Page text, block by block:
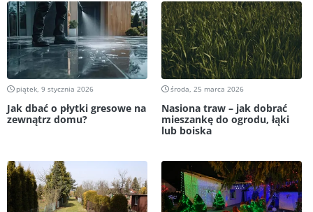
piątek, 9 stycznia 2026
Jak dbać o płytki gresowe na
zewnątrz domu?
środa, 25 marca 2026
Nasiona traw – jak dobrać
mieszankę do ogrodu, łąki
lub boiska